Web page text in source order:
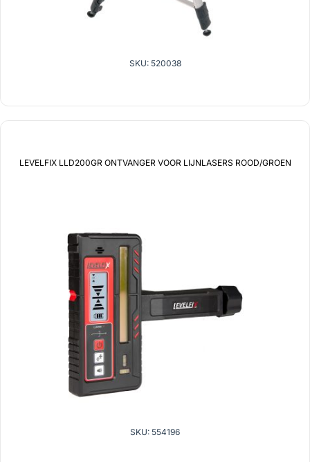
SKU: 520038
LEVELFIX LLD200GR ONTVANGER VOOR LIJNLASERS ROOD/GROEN
SKU: 554196